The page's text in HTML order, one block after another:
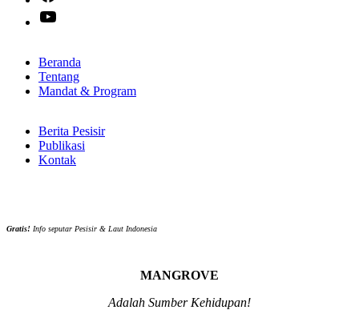
Beranda
Tentang
Mandat & Program
Berita Pesisir
Publikasi
Kontak
Gratis! Info seputar Pesisir & Laut Indonesia
MANGROVE
Adalah Sumber Kehidupan!